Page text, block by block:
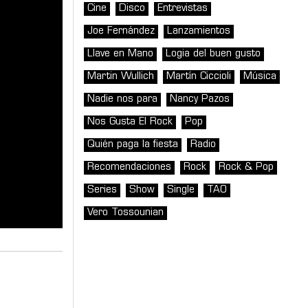
Cine Disco Entrevistas
Joe Fernández Lanzamientos
Llave en Mano Logia del buen gusto
Martin Wullich Martín Ciccioli Música
Nadie nos para Nancy Pazos
Nos Gusta El Rock Pop
Quién paga la fiesta Radio
Recomendaciones Rock Rock & Pop
Series Show Single TAO
Vero Tossounian